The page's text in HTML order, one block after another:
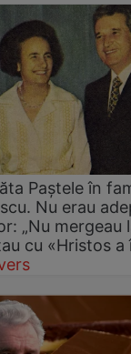
Paștele în
Nu erau
„Nu mergeau
cu «Hristos a